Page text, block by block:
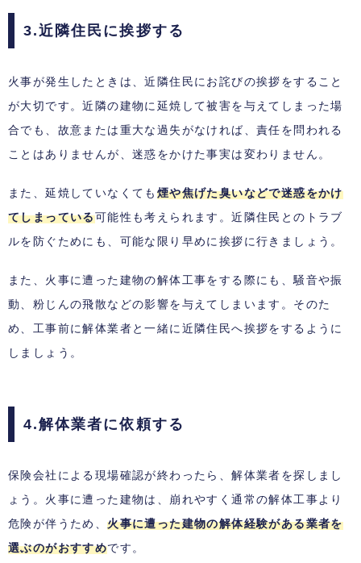
3.近隣住民に挨拶する
火事が発生したときは、近隣住民にお詫びの挨拶をすること
が大切です。近隣の建物に延焼して被害を与えてしまった場
合でも、故意または重大な過失がなければ、責任を問われる
ことはありませんが、迷惑をかけた事実は変わりません。
また、延焼していなくても 煙や焦げた臭いなどで迷惑をかけ
てしまっている可能性も考えられます。近隣住民とのトラブ
ルを防ぐためにも、可能な限り早めに挨拶に行きましょう。
また、火事に遭った建物の解体工事をする際にも、騒音や振
動、粉じんの飛散などの影響を与えてしまいます。そのた
め、工事前に解体業者と一緒に近隣住民へ挨拶をするように
しましょう。
4.解体業者に依頼する
保険会社による現場確認が終わったら、解体業者を探しまし
ょう。火事に遭った建物は、崩れやすく通常の解体工事より
危険が伴うため、火事に遭った建物の解体経験がある業者を
選ぶのがおすすめです。